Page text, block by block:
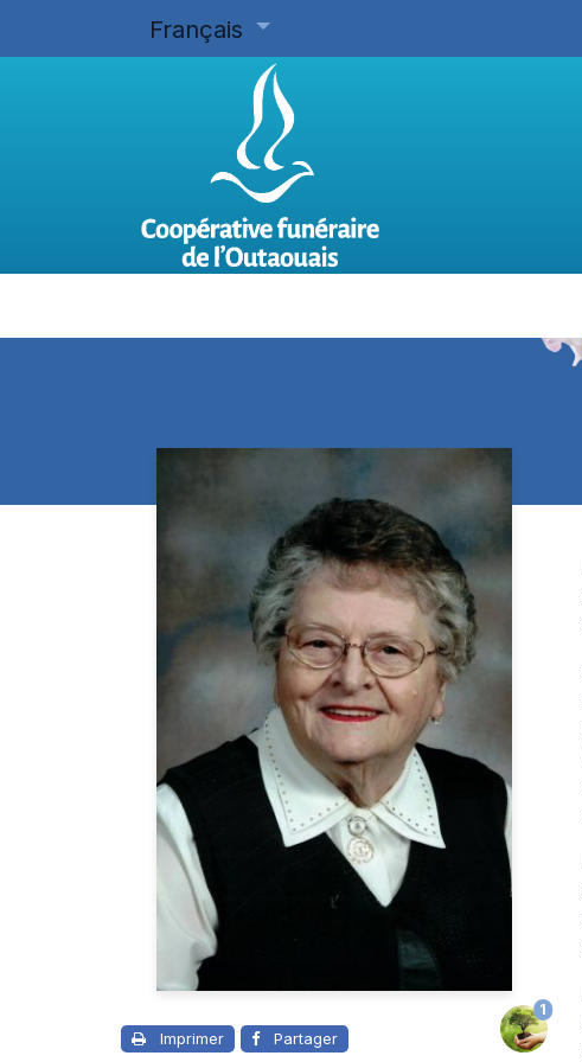
Français
Imprimer Partager
1